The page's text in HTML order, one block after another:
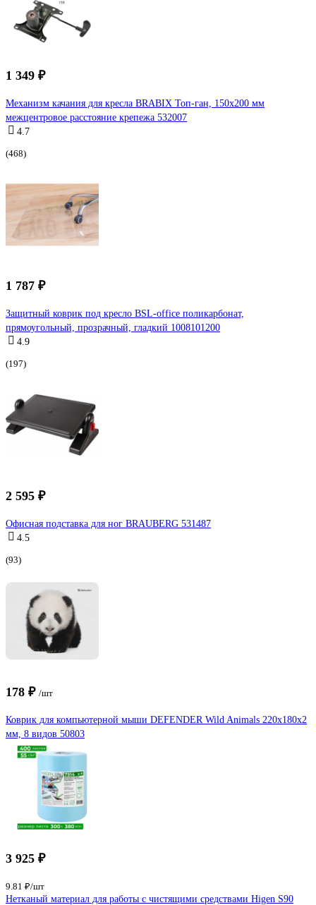
1 349 ₽
Механизм качания для кресла BRABIX Топ-ган, 150х200 мм
межцентровое расстояние крепежа 532007
4.7
(468)
1 787 ₽
Защитный коврик под кресло BSL-office поликарбонат,
прямоугольный, прозрачный, гладкий 1008101200
4.9
(197)
2 595 ₽
Офисная подставка для ног BRAUBERG 531487
4.5
(93)
178 ₽ /шт
Коврик для компьютерной мыши DEFENDER Wild Animals 220x180x2
мм, 8 видов 50803
3 925 ₽
9.81 ₽/шт
Нетканый материал для работы с чистящими средствами Higen S90